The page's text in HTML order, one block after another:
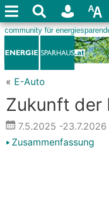
« E-Auto
Zukunft der
7.5.2025 -23.7.2026
Zusammenfassung